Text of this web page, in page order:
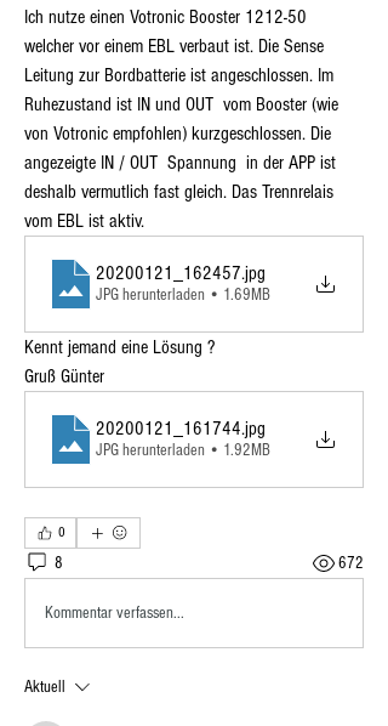
Ich nutze einen Votronic Booster 1212-50
welcher vor einem EBL verbaut ist. Die Sense
Leitung zur Bordbatterie ist angeschlossen. Im
Ruhezustand ist IN und OUT  vom Booster (wie
von Votronic empfohlen) kurzgeschlossen. Die
angezeigte IN / OUT  Spannung  in der APP ist
deshalb vermutlich fast gleich. Das Trennrelais
vom EBL ist aktiv.
20200121_162457.jpg
JPG herunterladen • 1.69MB
Kennt jemand eine Lösung ?
Gruß Günter
20200121_161744.jpg
JPG herunterladen • 1.92MB
0
8 672
Kommentar verfassen...
Aktuell